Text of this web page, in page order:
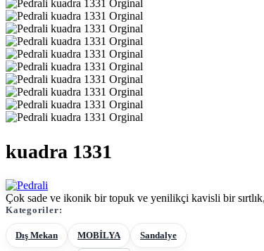
kuadra 1331
Çok sade ve ikonik bir topuk ve yenilikçi kavisli bir
Kategoriler:
Dış Mekan MOBİLYA
Sandalye